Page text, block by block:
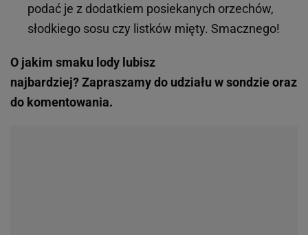
podać je z dodatkiem posiekanych orzechów,
słodkiego sosu czy listków mięty. Smacznego!
O jakim smaku lody lubisz
najbardziej? Zapraszamy do udziału w sondzie oraz
do komentowania.